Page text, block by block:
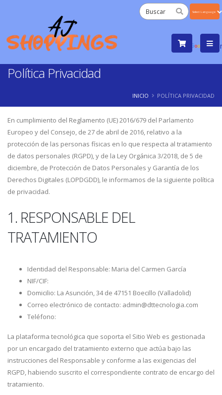
by
Política Privacidad
INICIO POLÍTICA PRIVACIDAD
En cumplimiento del Reglamento (UE) 2016/679 del Parlamento
Europeo y del Consejo, de 27 de abril de 2016, relativo a la
protección de las personas físicas en lo que respecta al tratamiento
de datos personales (RGPD), y de la Ley Orgánica 3/2018, de 5 de
diciembre, de Protección de Datos Personales y Garantía de los
Derechos Digitales (LOPDGDD), le informamos de la siguiente política
de privacidad.
1. RESPONSABLE DEL
TRATAMIENTO
Identidad del Responsable: Maria del Carmen García
NIF/CIF:
Domicilio: La Asunción, 34 de 47151 Boecillo (Valladolid)
Correo electrónico de contacto: admin@dttecnologia.com
Teléfono:
La plataforma tecnológica que soporta el Sitio Web es gestionada
por un encargado del tratamiento externo que actúa bajo las
instrucciones del Responsable y conforme a las exigencias del
RGPD, habiendo suscrito el correspondiente contrato de encargo del
tratamiento.